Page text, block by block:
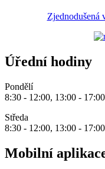
Zjednodušená
Úřední hodiny
Pondělí
8:30 - 12:00, 13:00 - 17:00
Středa
8:30 - 12:00, 13:00 - 17:00
Mobilní